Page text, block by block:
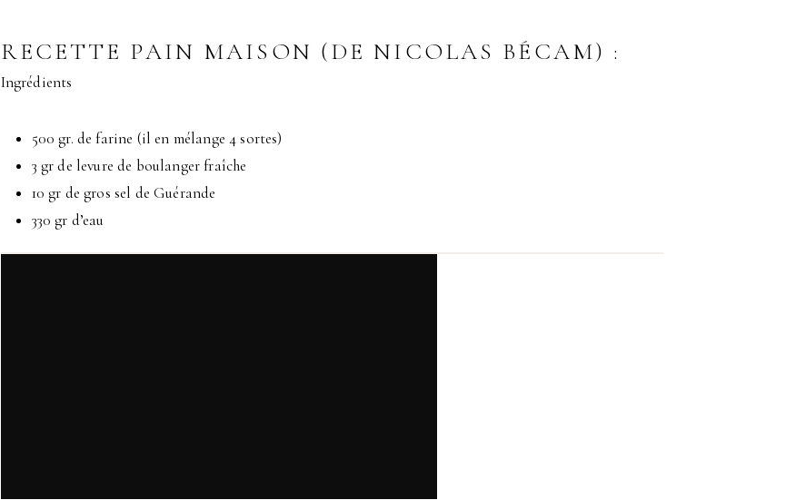
RECETTE PAIN MAISON (DE NICOLAS BÉCAM) :
Ingrédients
500 gr. de farine (il en mélange 4 sortes)
3 gr de levure de boulanger fraîche
10 gr de gros sel de Guérande
330 gr d’eau